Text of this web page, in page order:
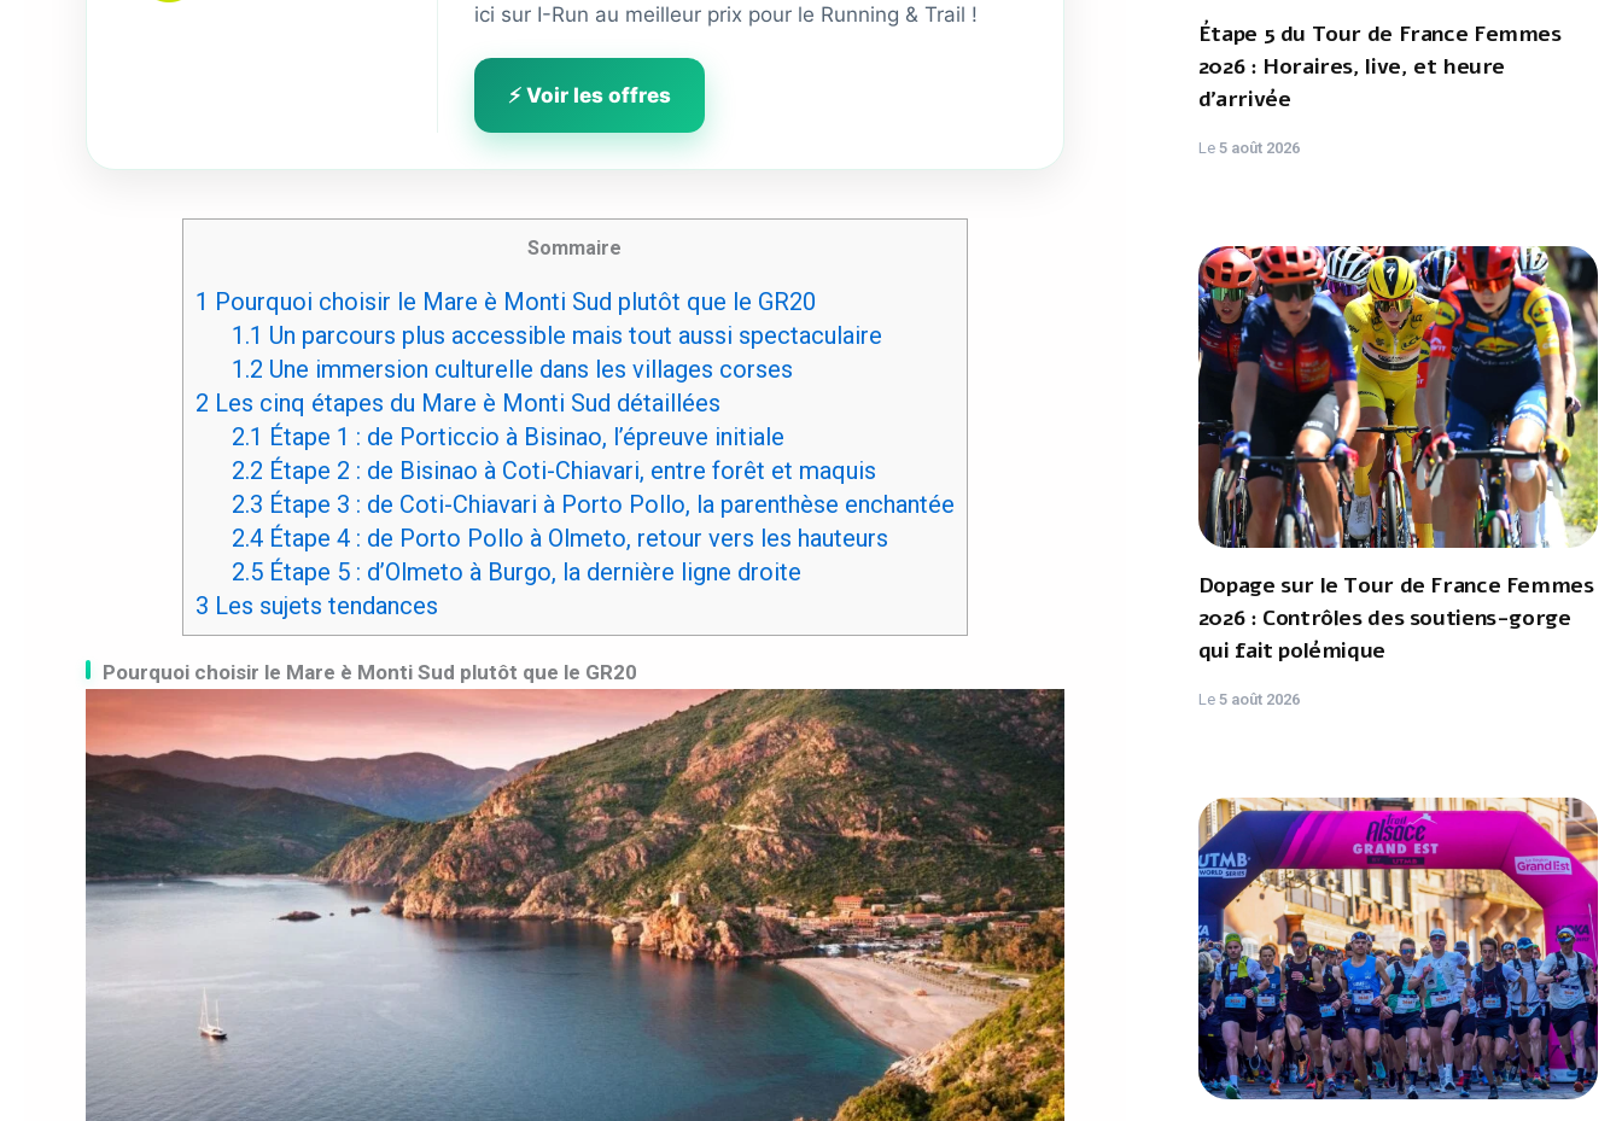
ici sur I-Run au meilleur prix pour le Running & Trail !
⚡ Voir les offres
Sommaire
1 Pourquoi choisir le Mare è Monti Sud plutôt que le GR20
1.1 Un parcours plus accessible mais tout aussi spectaculaire
1.2 Une immersion culturelle dans les villages corses
2 Les cinq étapes du Mare è Monti Sud détaillées
2.1 Étape 1 : de Porticcio à Bisinao, l’épreuve initiale
2.2 Étape 2 : de Bisinao à Coti-Chiavari, entre forêt et maquis
2.3 Étape 3 : de Coti-Chiavari à Porto Pollo, la parenthèse enchantée
2.4Étape 4 : de Porto Pollo à Olmeto, retour vers les hauteurs
2.5Étape 5 : d’Olmeto à Burgo, la dernière ligne droite
3 Les sujets tendances
Pourquoi choisir le Mare è Monti Sud plutôt que le GR20
Étape 5 du Tour de France Femmes
2026 : Horaires, live, et heure
d'arrivée
Le 5 août 2026
Dopage sur le Tour de France Femmes
2026 : Contrôles des soutiens-gorge
qui fait polémique
Le 5 août 2026